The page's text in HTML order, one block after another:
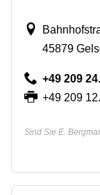
45879
+49 209
+49 209
Sind Sie E.